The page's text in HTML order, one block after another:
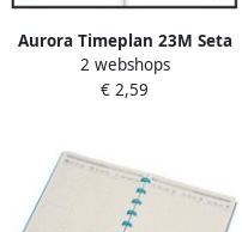
Aurora Timeplan 23M Seta
geassorteerde kleuren 2026
2 webshops
€ 2,59